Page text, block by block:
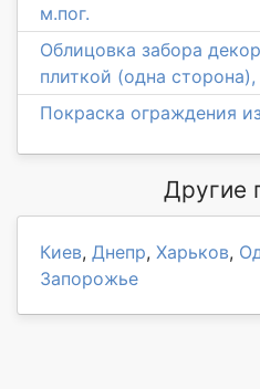
м.пог.
Облицовка забора
плиткой (одна сторона),
Покраска ограждения
Другие
Киев, Днепр, Харьков,
Запорожье